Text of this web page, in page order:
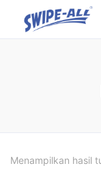
Menampilkan hasil